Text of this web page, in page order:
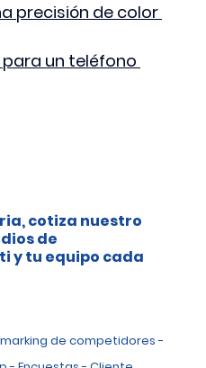
precisión de color
un teléfono
cotiza nuestro
de
y tu equipo cada
de competidores -